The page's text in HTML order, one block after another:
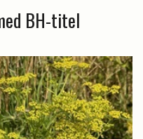
BH-titel